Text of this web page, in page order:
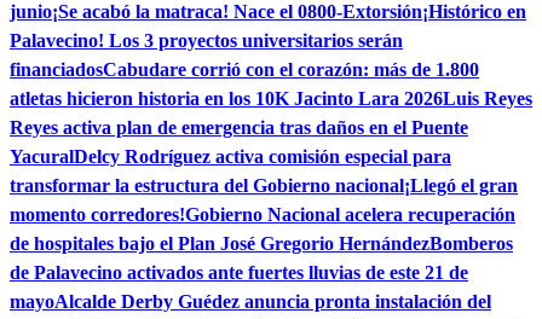
junio¡Se acabó la matraca! Nace el 0800-Extorsión¡Histórico en
Palavecino! Los 3 proyectos universitarios serán
financiadosCabudare corrió con el corazón: más de 1.800
atletas hicieron historia en los 10K Jacinto Lara 2026Luis Reyes
Reyes activa plan de emergencia tras daños en el Puente
YacuralDelcy Rodríguez activa comisión especial para
transformar la estructura del Gobierno nacional¡Llegó el gran
momento corredores!Gobierno Nacional acelera recuperación
de hospitales bajo el Plan José Gregorio HernándezBomberos
de Palavecino activados ante fuertes lluvias de este 21 de
mayoAlcalde Derby Guédez anuncia pronta instalación del